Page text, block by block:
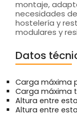
montaje,
necesidades
hostelería y
modulares y
Datos
Carga máxima
Carga máxima
Altura entre
Altura entre